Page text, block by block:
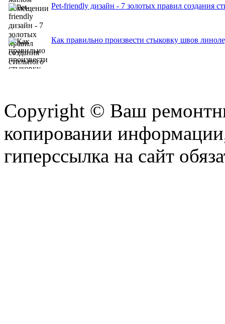
Pet-friendly дизайн - 7 золотых правил создания
Как правильно произвести стыковку швов
Copyright © Ваш
копировании
гиперссылка на сайт